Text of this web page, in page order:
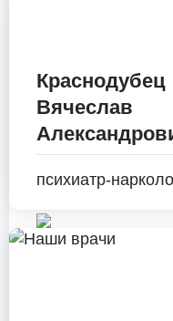
Лечение
Мы предлагаем
комфортных
круглосуточным
персонала и
психиатра-
Краснодубец
Вячеслав
психиатр-